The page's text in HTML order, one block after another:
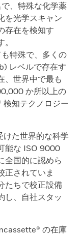
、特殊な化学薬
を光学スキャン
存在を検知す
特殊で、多くの
レベルで存在す
、世界中で最も
か所以上の
知テクノロジー
た世界的な科学
能な ISO 9000
全国的に認めら
正されていま
たちで校正設備
し、自社スタッ
の在庫